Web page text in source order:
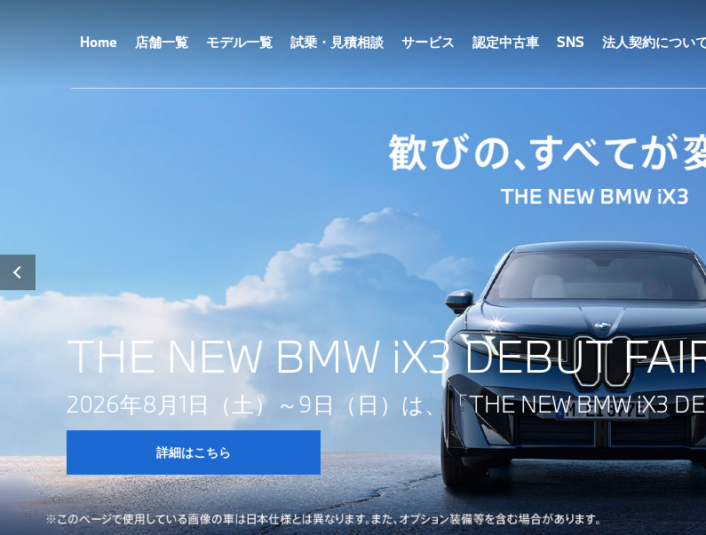
Home 店舗一覧 モデル一覧 試乗・見積相談 サービス 認定中古車 SNS 法人契約につい
THE NEW BMW iX3 DEBUT
2026年8月1日（土）～9日（日）は、「THE NEW BMW iX3
詳細はこちら